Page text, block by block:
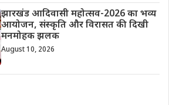
झारखंड आदिवासी महोत्सव-2026 का भव्य
आयोजन, संस्कृति और विरासत की दिखी
मनमोहक झलक
August 10, 2026